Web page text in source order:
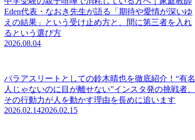
Eden代表・なおき先生が語る「期待や愛情が深いゆ
えの結果」という受け止め方と、間に第三者を入れ
るという選び方
2026.08.04
パラアスリートとしての鈴木晴也を徹底紹介！“有名
人じゃないのに目が離せない”インスタ発の挑戦者、
その行動力が人を動かす理由を長めに追います
2026.02.142026.02.15